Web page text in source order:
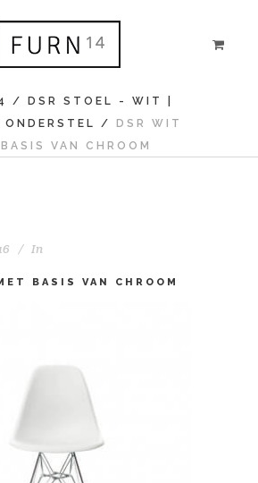
/
DSR STOEL - WIT |
ONDERSTEL
/
DSR WIT
VAN CHROOM
In
BASIS VAN CHROOM